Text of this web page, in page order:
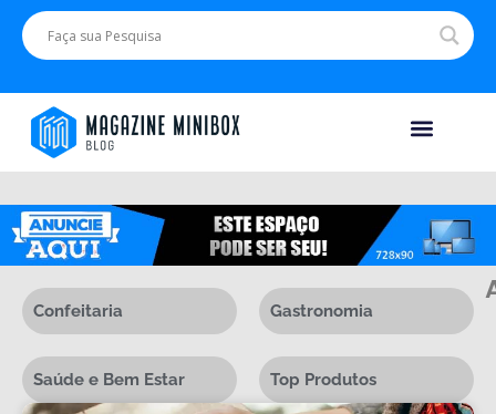
Confeitaria Gastronomia
Saúde e Bem Estar Top Produtos